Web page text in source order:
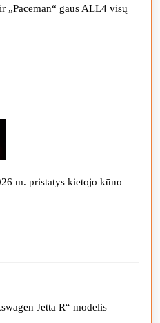
„Paceman“ gaus ALL4 visų
m. pristatys kietojo kūno
Jetta R“ modelis